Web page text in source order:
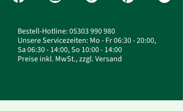
Bestell-Hotline: 05303 990 980
Unsere Servicezeiten: Mo - Fr 06:30 - 20:00,
Sa 06:30 - 14:00, So 10:00 - 14:00
Preise inkl. MwSt., zzgl. Versand